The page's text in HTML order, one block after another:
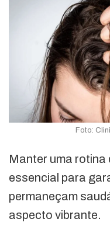
Foto:
Manter uma rotina
essencial para
permaneçam
aspecto vibrante.